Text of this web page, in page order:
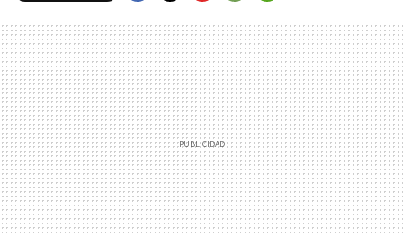
MAIL